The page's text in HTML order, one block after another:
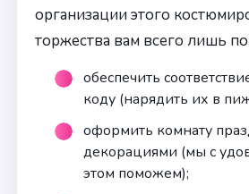
организации этого
торжества вам всего лишь
обеспечить
коду (нарядить их в
оформить комнату
декорациями (мы с
этом поможем);